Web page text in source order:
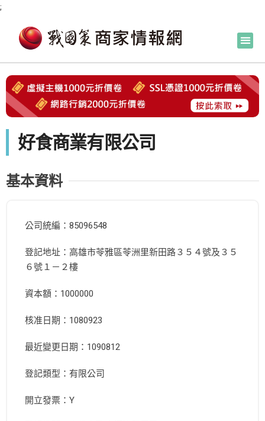
;
好食商業有限公司
基本資料
公司統編：85096548
登記地址：高雄市苓雅區苓洲里新田路３５４號及３５
６號１－２樓
資本額：1000000
核准日期：1080923
最近變更日期：1090812
登記類型：有限公司
開立發票：Y